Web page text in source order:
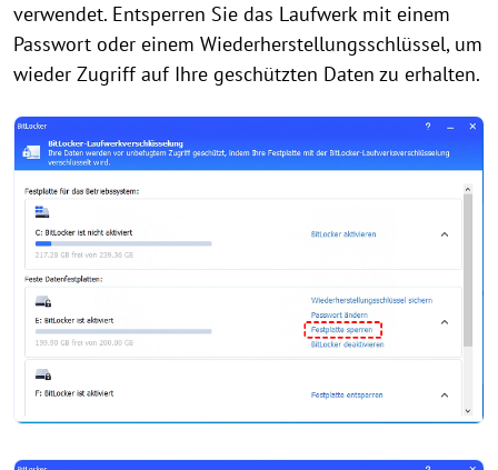
verwendet. Entsperren Sie das Laufwerk mit einem
Passwort oder einem Wiederherstellungsschlüssel, um
wieder Zugriff auf Ihre geschützten Daten zu erhalten.